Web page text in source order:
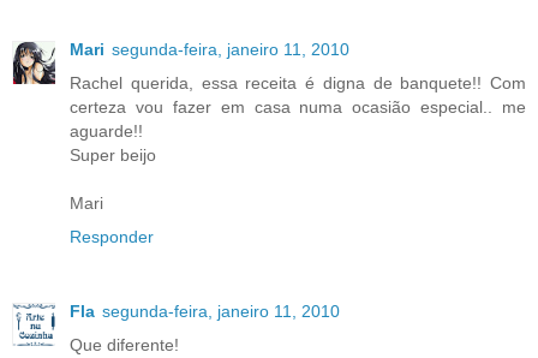
Mari segunda-feira, janeiro 11, 2010
Rachel querida, essa receita é digna de banquete!! Com
certeza vou fazer em casa numa ocasião especial.. me
aguarde!!
Super beijo
Mari
Responder
Fla segunda-feira, janeiro 11, 2010
Que diferente!